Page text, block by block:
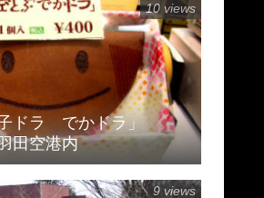
ドラ でかドラ」
田空港内
10 views
9 views